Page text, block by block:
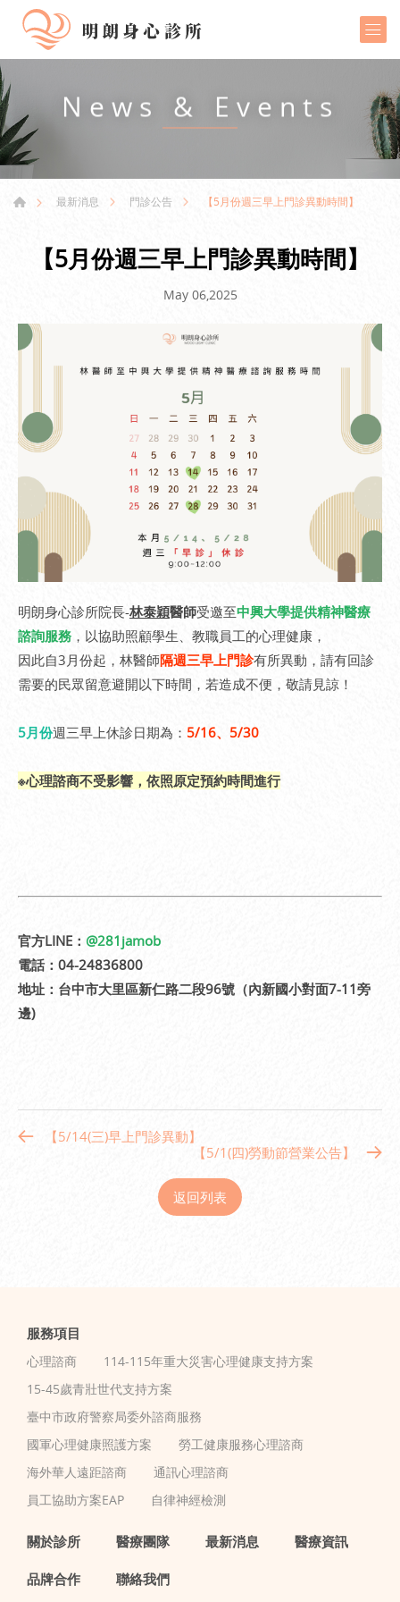
News & Events
最新消息 門診公告 【5月份週三早上門診異動時間】
【5月份週三早上門診異動時間】
May 06,2025
明朗身心診所院長-林泰穎醫師受邀至中興大學提供精神醫療
諮詢服務 ，以協助照顧學生、教職員工的心理健康，
因此自3月份起，林醫師隔週三早上門診有所異動，請有回診
需要的民眾留意避開以下時間，若造成不便，敬請見諒！
5月份週三早上休診日期為： 5/16、5/30
※心理諮商不受影響，依照原定預約時間進行
官方LINE： @281jamob
電話：04-24836800
地址：台中市大里區新仁路二段96號（內新國小對面7-11旁
邊)
【5/14(三)早上門診異動】
【5/1(四)勞動節營業公告】
返回列表
服務項目
心理諮商
114-115年重大災害心理健康支持方案
15-45歲青壯世代支持方案
臺中市政府警察局委外諮商服務
國軍心理健康照護方案
勞工健康服務心理諮商
海外華人遠距諮商
通訊心理諮商
員工協助方案EAP
自律神經檢測
關於診所 醫療團隊 最新消息 醫療資訊
品牌合作 聯絡我們